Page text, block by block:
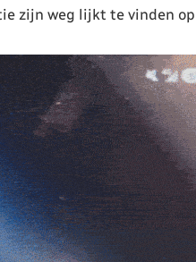
zijn weg lijkt te vinden